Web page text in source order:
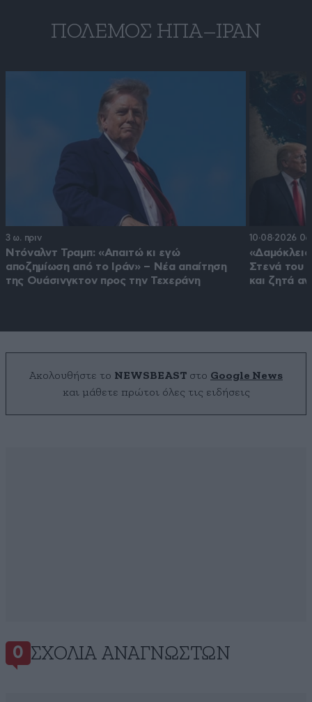
ΠΌΛΕΜΟΣ ΗΠΑ–ΙΡΆΝ
3 ω. πριν
Ντόναλντ Τραμπ: «Απαιτώ κι εγώ
αποζημίωση από το Ιράν» – Νέα απαίτηση
της Ουάσινγκτον προς την Τεχεράνη
10·08·2026
Στενά του
και ζητά
Ακολουθήστε το NEWSBEAST στο Google News
και μάθετε πρώτοι όλες τις ειδήσεις
0 ΣΧΌΛΙΑ ΑΝΑΓΝΩΣΤΏΝ